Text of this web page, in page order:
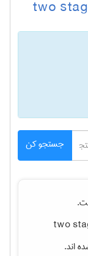
جستجو کن
two
اند.